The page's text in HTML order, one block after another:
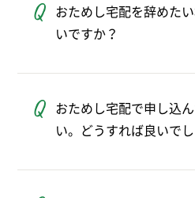
す。
「おためし宅配」はパ
からご利用いただけま
録時におためしセット
おためし宅配を辞めた
いですか？
ためし宅配の登録解除
です。
おためし宅配で申し込
い。どうすれば良いで